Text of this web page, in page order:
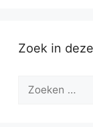
Zoek in
naar: